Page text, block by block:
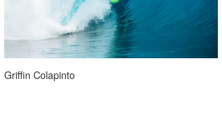
Griffin Colapinto